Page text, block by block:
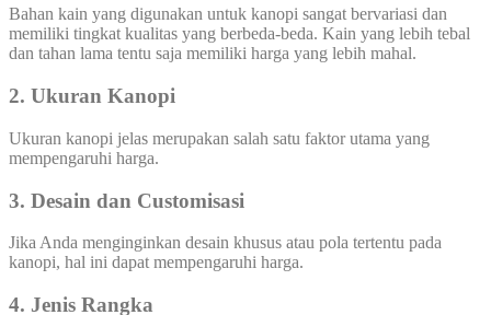
Bahan kain yang digunakan untuk kanopi sangat bervariasi dan
memiliki tingkat kualitas yang berbeda-beda. Kain yang lebih tebal
dan tahan lama tentu saja memiliki harga yang lebih mahal.
2. Ukuran Kanopi
Ukuran kanopi jelas merupakan salah satu faktor utama yang
mempengaruhi harga.
3. Desain dan Customisasi
Jika Anda menginginkan desain khusus atau pola tertentu pada
kanopi, hal ini dapat mempengaruhi harga.
4. Jenis Rangka